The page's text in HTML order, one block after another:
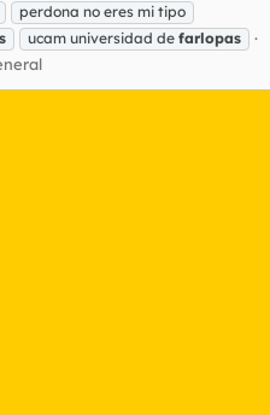
perdona no eres mi tipo
ucam universidad de farlopas